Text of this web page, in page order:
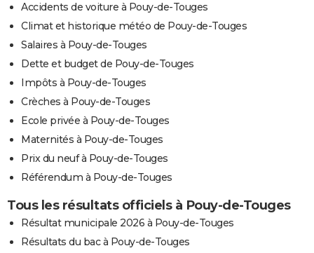
Accidents de voiture à Pouy-de-Touges
Climat et historique météo de Pouy-de-Touges
Salaires à Pouy-de-Touges
Dette et budget de Pouy-de-Touges
Impôts à Pouy-de-Touges
Crèches à Pouy-de-Touges
Ecole privée à Pouy-de-Touges
Maternités à Pouy-de-Touges
Prix du neuf à Pouy-de-Touges
Référendum à Pouy-de-Touges
Tous les résultats officiels à Pouy-de-Touges
Résultat municipale 2026 à Pouy-de-Touges
Résultats du bac à Pouy-de-Touges